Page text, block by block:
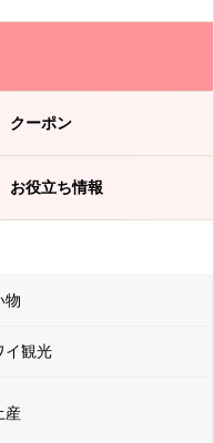
クーポン
お役立ち情報
物
イ観光
産